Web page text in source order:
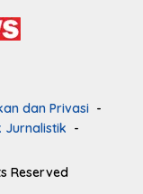
dan Privasi
Jurnalistik
Reserved